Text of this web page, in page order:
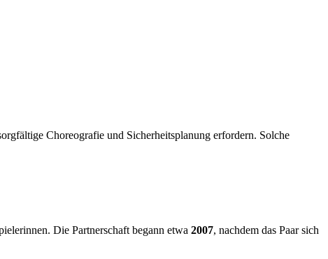
Choreografie und Sicherheitsplanung erfordern. Solche
Die Partnerschaft begann etwa 2007, nachdem das Paar sich